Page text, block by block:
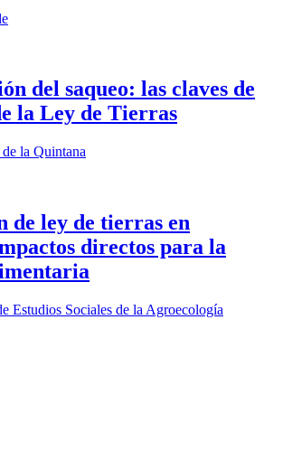
del saqueo: las claves de
la Ley de Tierras
la Quintana
de ley de tierras en
directos para la
Estudios Sociales de la Agroecología